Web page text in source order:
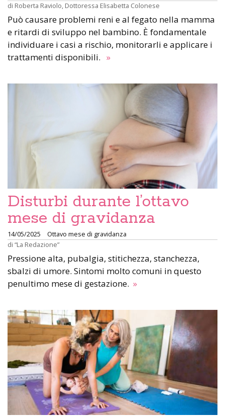
di Roberta Raviolo Dottoressa Elisabetta Colonese
Può causare problemi reni e al fegato nella mamma
e ritardi di sviluppo nel bambino. È fondamentale
individuare i casi a rischio, monitorarli e applicare i
trattamenti disponibili. »
Disturbi durante l’ottavo
mese di gravidanza
14/05/2025
Ottavo mese di gravidanza
di “La Redazione”
Pressione alta, pubalgia, stitichezza, stanchezza,
sbalzi di umore. Sintomi molto comuni in questo
penultimo mese di gestazione. »